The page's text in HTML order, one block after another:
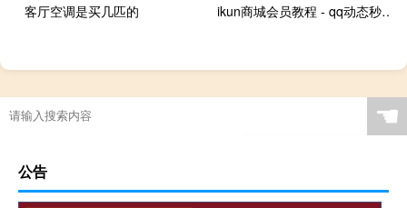
客厅空调是买几匹的
ikun商城会员教程 - qq动态秒赞秒评网站,qq代刷网永久会员是真的吗
☚
公告